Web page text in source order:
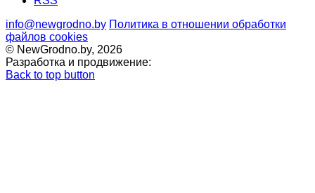
info@newgrodno.by Политика в отношении обработки
файлов cookies
© NewGrodno.by, 2026
Разработка и продвижение:
Back to top button